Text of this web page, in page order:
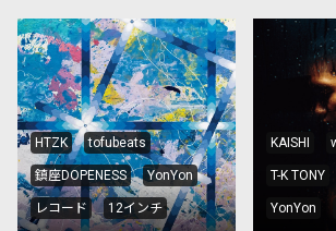
HTZK tofubeats
鎮座DOPENESS YonYon
レコード 12インチ
KAISHI
T-K TONY
YonYon